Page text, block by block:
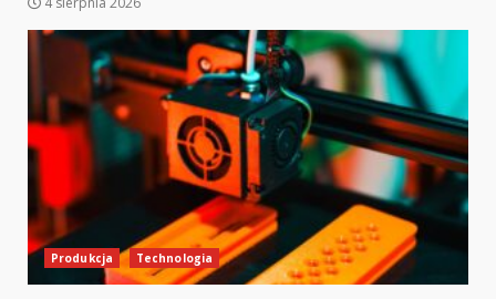
Produkcja Technologia